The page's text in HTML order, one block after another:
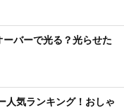
バーで光る？光らせた
人気ランキング！おしゃ